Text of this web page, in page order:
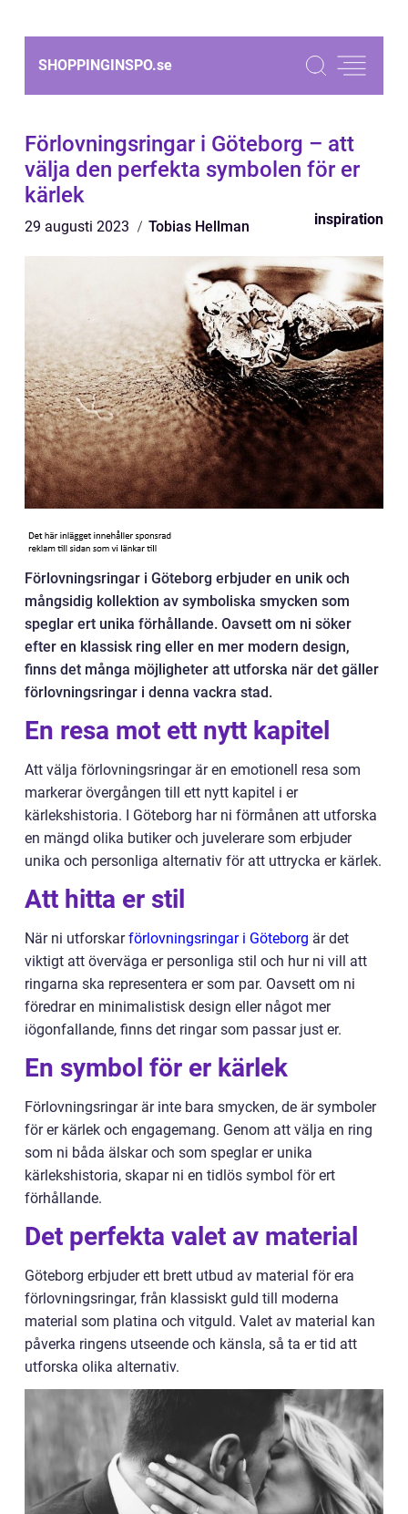
SHOPPINGINSPO.se
Förlovningsringar i Göteborg – att
välja den perfekta symbolen för er
kärlek
29 augusti 2023 Tobias Hellman inspiration
Förlovningsringar i Göteborg erbjuder en unik och
mångsidig kollektion av symboliska smycken som
speglar ert unika förhållande. Oavsett om ni söker
efter en klassisk ring eller en mer modern design,
finns det många möjligheter att utforska när det gäller
förlovningsringar i denna vackra stad.
En resa mot ett nytt kapitel
Att välja förlovningsringar är en emotionell resa som
markerar övergången till ett nytt kapitel i er
kärlekshistoria. I Göteborg har ni förmånen att utforska
en mängd olika butiker och juvelerare som erbjuder
unika och personliga alternativ för att uttrycka er kärlek.
Att hitta er stil
När ni utforskarförlovningsringar i Göteborg är det
viktigt att överväga er personliga stil och hur ni vill att
ringarna ska representera er som par. Oavsett om ni
föredrar en minimalistisk design eller något mer
iögonfallande, finns det ringar som passar just er.
En symbol för er kärlek
Förlovningsringar är inte bara smycken, de är symboler
för er kärlek och engagemang. Genom att välja en ring
som ni båda älskar och som speglar er unika
kärlekshistoria, skapar ni en tidlös symbol för ert
förhållande.
Det perfekta valet av material
Göteborg erbjuder ett brett utbud av material för era
förlovningsringar, från klassiskt guld till moderna
material som platina och vitguld. Valet av material kan
påverka ringens utseende och känsla, så ta er tid att
utforska olika alternativ.